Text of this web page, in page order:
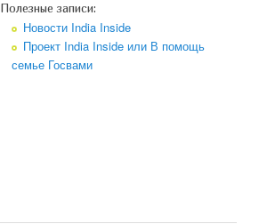
Полезные записи:
Новости India Inside
Проект India Inside или В помощь
семье Госвами